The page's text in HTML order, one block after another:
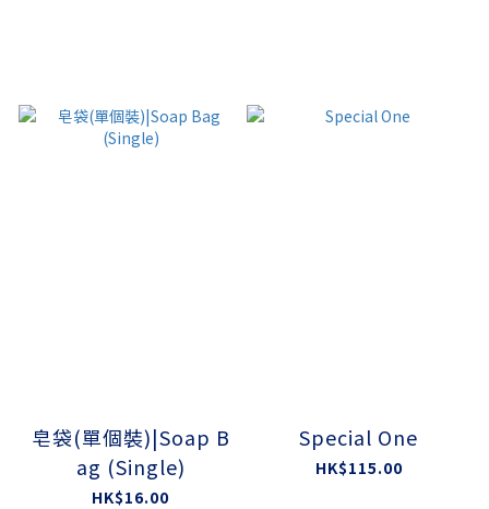
皂袋(單個裝)|Soap B
ag (Single)
HK$16.00
Special One
HK$115.00